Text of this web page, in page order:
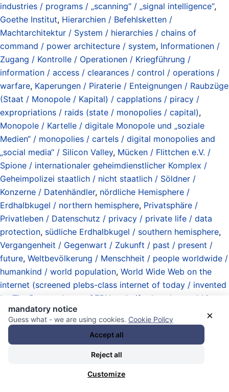
industries / programs / „scanning“ / „signal intelligence“,
Goethe Institut, Hierarchien / Befehlsketten /
Machtarchitektur / System / hierarchies / chains of
command / power architecture / system, Informationen /
Zugang / Kontrolle / Operationen / Kriegführung /
information / access / clearances / control / operations /
warfare, Kaperungen / Piraterie / Enteignungen / Raubzüge
(Staat / Monopole / Kapital) / capplations / piracy /
expropriations / raids (state / monopolies / capital),
Monopole / Kartelle / digitale Monopole und „soziale
Medien“ / monopolies / cartels / digital monopolies and
„social media“ / Silicon Valley, Mücken / Flittchen e.V. /
Spione / internationaler geheimdienstlicher Komplex /
Geheimpolizei staatlich / nicht staatlich / Söldner /
Konzerne / Datenhändler, nördliche Hemisphere /
Erdhalbkugel / northern hemisphere, Privatsphäre /
Privatleben / Datenschutz / privacy / private life / data
protection, südliche Erdhalbkugel / southern hemisphere,
Vergangenheit / Gegenwart / Zukunft / past / present /
future, Weltbevölkerung / Menschheit / people worldwide /
humankind / world population, World Wide Web on the
internet (screened plebs-class internet of today / invented
by Tim Berners-Lee at CERN and gifted to the world in
1993), undzombie parliaments / Zombie-Parlamente
19.01.2026 - 19:12 [ Goethe Institut ]
Digital Colonialism
×
mandatory notice
Guess what - we are using cookies. Cookie Policy
Accept all
Reject all
Customize